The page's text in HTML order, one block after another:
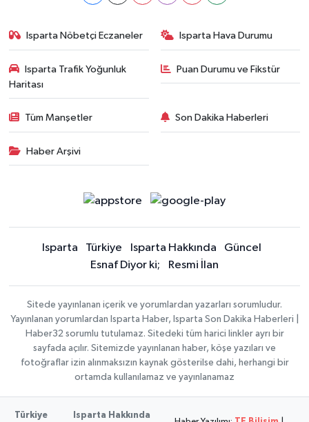
Isparta Nöbetçi Eczaneler Isparta Hava Durumu
Isparta Trafik Yoğunluk
Haritası
Puan Durumu ve Fikstür
Tüm Manşetler Son Dakika Haberleri
Haber Arşivi
Isparta Türkiye Isparta Hakkında
Güncel
Esnaf Diyor ki;
Resmi İlan
Sitede yayınlanan içerik ve yorumlardan yazarları sorumludur.
Yayınlanan yorumlardan Isparta Haber, Isparta Son Dakika Haberleri |
Haber32 sorumlu tutulamaz. Sitedeki tüm harici linkler ayrı bir
sayfada açılır. Sitemizde yayınlanan haber, köşe yazıları ve
fotoğraflar izin alınmaksızın kaynak gösterilse dahi, herhangi bir
ortamda kullanılamaz ve yayınlanamaz
Türkiye Isparta Hakkında